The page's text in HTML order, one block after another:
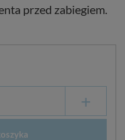
przed zabiegiem.
+